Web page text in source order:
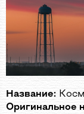
Название:
Оригинальное